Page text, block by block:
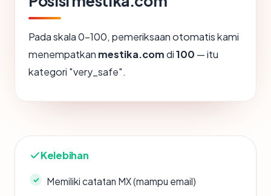
Pada skala 0-100, pemeriksaan otomatis kami
menempatkan mestika.comdi100 — itu
kategori "very_safe".
Kelebihan
Memiliki catatan MX (mampu email)